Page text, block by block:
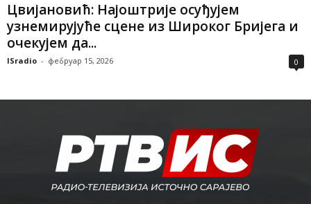
Цвијановић: Најоштрије осуђујем
узнемирујуће сцене из Широког Бријега и
очекујем да...
ISradio - фебруар 15, 2026 0